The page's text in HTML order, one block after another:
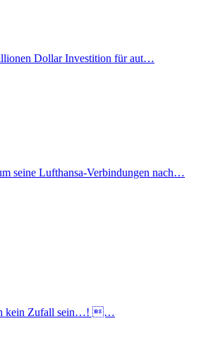
Dollar Investition für aut…
seine Lufthansa-Verbindungen nach…
kein Zufall sein…! …